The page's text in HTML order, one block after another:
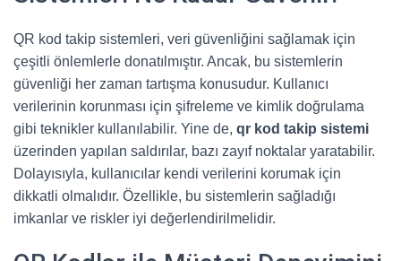
QR kod takip sistemleri, veri güvenliğini sağlamak için
çeşitli önlemlerle donatılmıştır. Ancak, bu sistemlerin
güvenliği her zaman tartışma konusudur. Kullanıcı
verilerinin korunması için şifreleme ve kimlik doğrulama
gibi teknikler kullanılabilir. Yine de, qr kod takip sistemi
üzerinden yapılan saldırılar, bazı zayıf noktalar yaratabilir.
Dolayısıyla, kullanıcılar kendi verilerini korumak için
dikkatli olmalıdır. Özellikle, bu sistemlerin sağladığı
imkanlar ve riskler iyi değerlendirilmelidir.